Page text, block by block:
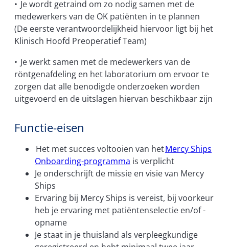
• Je wordt getraind om zo nodig samen met de
medewerkers van de OK patiënten in te plannen
(De eerste verantwoordelijkheid hiervoor ligt bij het
Klinisch Hoofd Preoperatief Team)
• Je werkt samen met de medewerkers van de
röntgenafdeling en het laboratorium om ervoor te
zorgen dat alle benodigde onderzoeken worden
uitgevoerd en de uitslagen hiervan beschikbaar zijn
Functie-eisen
Het met succes voltooien van hetMercy Ships
Onboarding-programma is verplicht
Je onderschrijft de missie en visie van Mercy
Ships
Ervaring bij Mercy Ships is vereist, bij voorkeur
heb je ervaring met patiëntenselectie en/of -
opname
Je staat in je thuisland als verpleegkundige